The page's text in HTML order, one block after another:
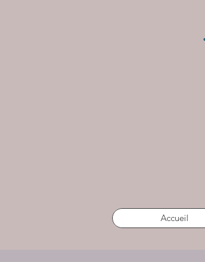
Accueil